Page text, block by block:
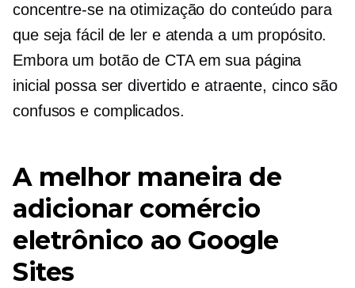
concentre-se na otimização do conteúdo para
que seja fácil de ler e atenda a um propósito.
Embora um botão de CTA em sua página
inicial possa ser divertido e atraente, cinco são
confusos e complicados.
A melhor maneira de
adicionar comércio
eletrônico ao Google
Sites